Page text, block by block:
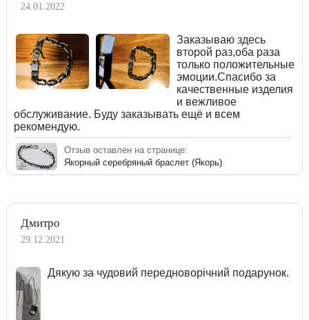
24.01.2022
Заказываю здесь
второй раз,оба раза
только положительные
эмоции.Спасибо за
качественные изделия
и вежливое
обслуживание. Буду заказывать ещё и всем
рекомендую.
Отзыв оставлен на странице:
Якорный серебряный браслет (Якорь)
Дмитро
29.12.2021
Дякую за чудовий передноворічний подарунок.